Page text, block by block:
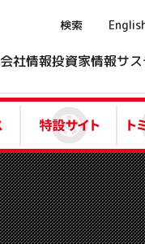
検索
会社情報投資家情報サ